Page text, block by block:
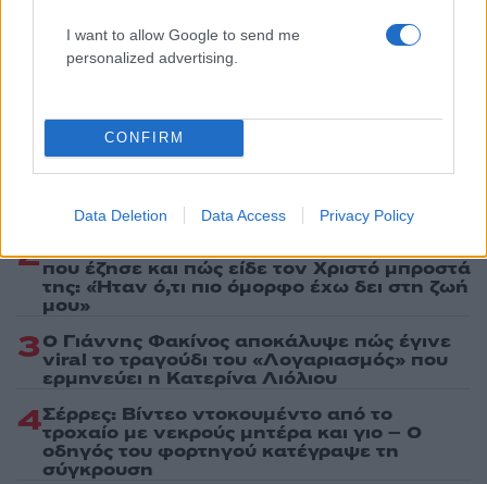
I want to allow Google to send me
personalized advertising.
CONFIRM
Data Deletion Data Access Privacy Policy
Πιο δημοφιλή
1 Αριστοτέλης Δαμίγος: Στο Αποτεφρωτήριο
Ριτσώνας το «ύστατο χαίρε» στον Έλληνα
Ψάθα
2Η Αγγελική Ηλιάδη περιγράφει το θαύμα
που έζησε και πώς είδε τον Χριστό μπροστά
της: «Ήταν ό,τι πιο όμορφο έχω δει στη ζωή
μου»
3Ο Γιάννης Φακίνος αποκάλυψε πώς έγινε
viral το τραγούδι του «Λογαριασμός» που
ερμηνεύει η Κατερίνα Λιόλιου
4Σέρρες: Βίντεο ντοκουμέντο από το
τροχαίο με νεκρούς μητέρα και γιο – Ο
οδηγός του φορτηγού κατέγραψε τη
σύγκρουση